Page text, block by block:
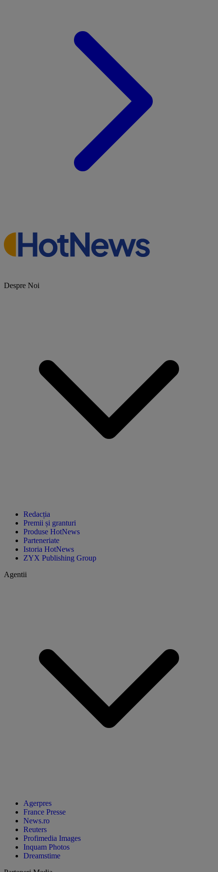
Despre Noi
Redacția
Premii și granturi
Produse HotNews
Parteneriate
Istoria HotNews
ZYX Publishing Group
Agentii
Agerpres
France Presse
News.ro
Reuters
Profimedia Images
Inquam Photos
Dreamstime